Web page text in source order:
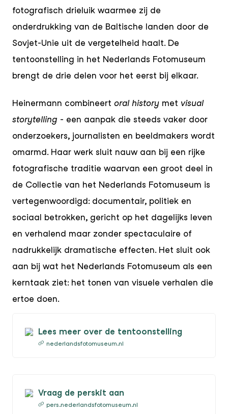
fotografisch drieluik waarmee zij de
onderdrukking van de Baltische landen door de
Sovjet-Unie uit de vergetelheid haalt. De
tentoonstelling in het Nederlands Fotomuseum
brengt de drie delen voor het eerst bij elkaar.
Heinermann combineert oral history met visual
storytelling - een aanpak die steeds vaker door
onderzoekers, journalisten en beeldmakers wordt
omarmd. Haar werk sluit nauw aan bij een rijke
fotografische traditie waarvan een groot deel in
de Collectie van het Nederlands Fotomuseum is
vertegenwoordigd: documentair, politiek en
sociaal betrokken, gericht op het dagelijks leven
en verhalend maar zonder spectaculaire of
nadrukkelijk dramatische effecten. Het sluit ook
aan bij wat het Nederlands Fotomuseum als een
kerntaak ziet: het tonen van visuele verhalen die
ertoe doen.
Lees meer over de tentoonstelling
nederlandsfotomuseum.nl
Vraag de perskit aan
pers.nederlandsfotomuseum.nl